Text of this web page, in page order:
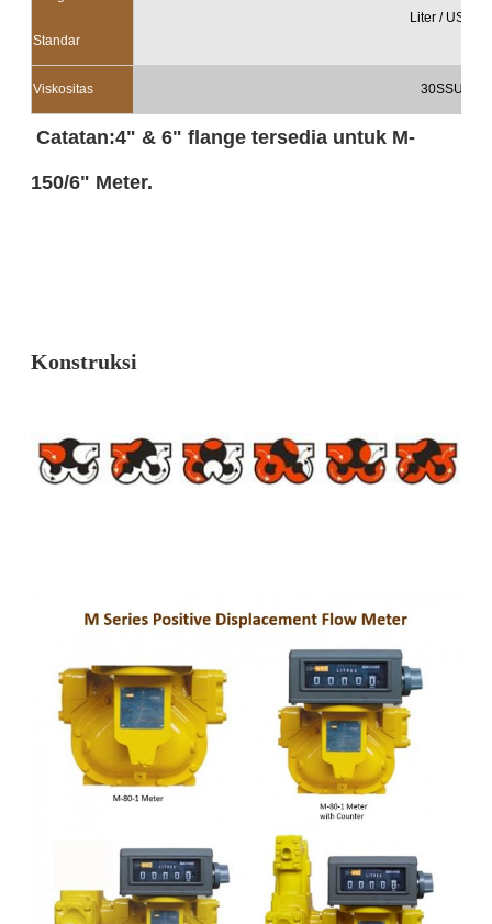
Standar
Liter / US
Viskositas 30SSU ~
Catatan:4" & 6" flange tersedia untuk M-
150/6" Meter.
Konstruksi